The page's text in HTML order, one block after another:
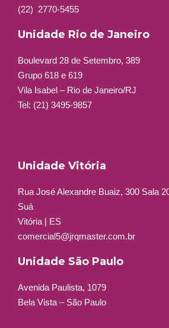
(22) 2770-5455
Unidade Rio de Janeiro
Boulevard 28 de Setembro, 389
Grupo 618 e 619
Vila Isabel – Rio de Janeiro/RJ
Tel: (21) 3495-9857
Unidade Vitória
Rua José Alexandre Buaiz, 300 Sala
Suá
Vitória | ES
comercial5@jrqmaster.com.br
Unidade São Paulo
Avenida Paulista, 1079
Bela Vista – São Paulo